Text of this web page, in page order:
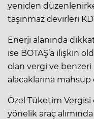
yeniden
taşınmaz devirleri
Enerji alanında
ise BOTAŞ’a ilişkin
olan vergi ve benzeri
alacaklarına
Özel Tüketim
yönelik araç